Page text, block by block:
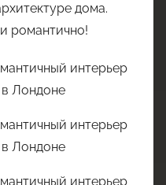
дома.
романтично!